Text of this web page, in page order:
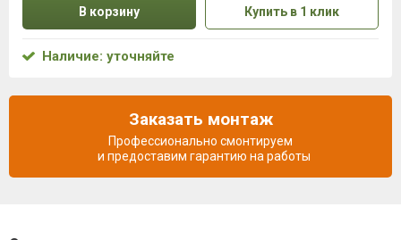
В корзину Купить в 1 клик
Наличие: уточняйте
Заказать монтаж
Профессионально смонтируем
и предоставим гарантию на работы